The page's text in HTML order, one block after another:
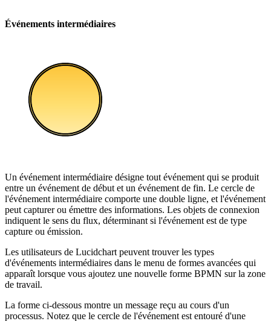
Événements intermédiaires
Un événement intermédiaire désigne tout événement qui se produit
entre un événement de début et un événement de fin. Le cercle de
l'événement intermédiaire comporte une double ligne, et l'événement
peut capturer ou émettre des informations. Les objets de connexion
indiquent le sens du flux, déterminant si l'événement est de type
capture ou émission.
Les utilisateurs de Lucidchart peuvent trouver les types
d'événements intermédiaires dans le menu de formes avancées qui
apparaît lorsque vous ajoutez une nouvelle forme BPMN sur la zone
de travail.
La forme ci-dessous montre un message reçu au cours d'un
processus. Notez que le cercle de l'événement est entouré d'une